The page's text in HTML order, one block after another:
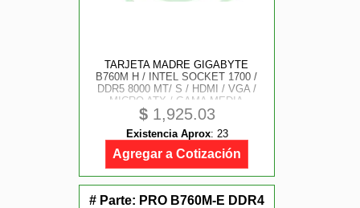
TARJETA MADRE GIGABYTE
B760M H / INTEL SOCKET 1700 /
DDR5 8000 MT/ S / HDMI / VGA /
MICRO ATX / GAMA MEDIA
$1,925.03
Existencia Aprox: 23
Agregar a Cotización
# Parte: PRO B760M-E DDR4